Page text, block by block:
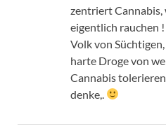
zentriert Cannabis,
eigentlich rauchen
Volk von
harte Droge von
Cannabis
denke,.